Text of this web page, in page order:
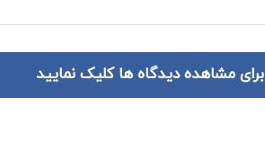
برای مشاهده دیدگاه ها کلیک نمایید